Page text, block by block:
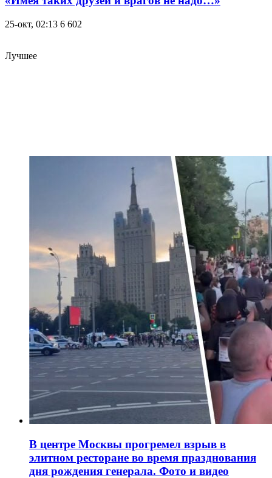
25-окт, 02:13 6 602
Лучшее
В центре Москвы прогремел взрыв в
элитном ресторане во время празднования
дня рождения генерала. Фото и видео